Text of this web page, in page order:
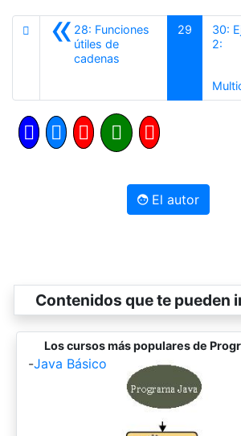
«28: Funciones
útiles de
cadenas
29
30:
2:
El autor
Contenidos que te pueden
Los cursos más populares de
-Java Básico